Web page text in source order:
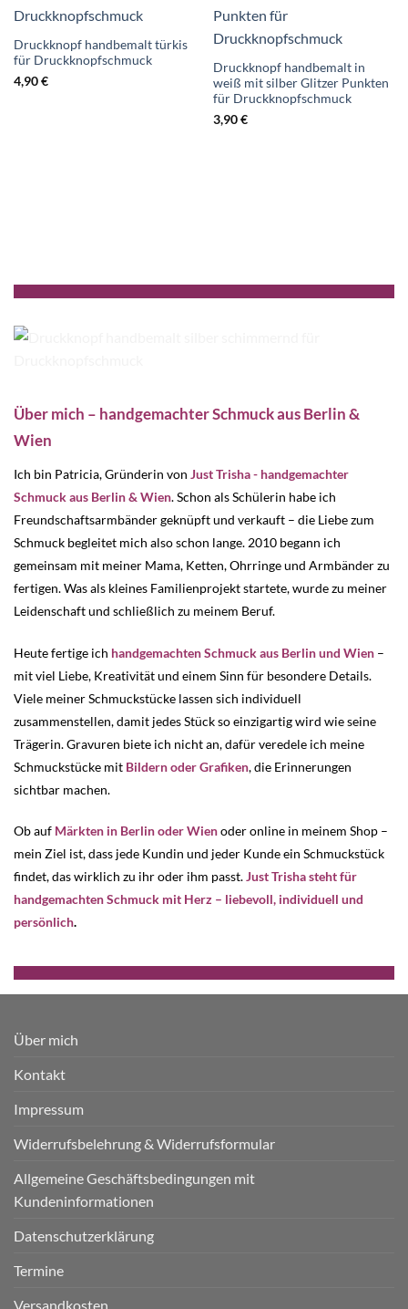
Wunschliste
Druckknopf handbemalt türkis
für Druckknopfschmuck
4,90€
Druckknopf handbemalt in
weiß mit silber Glitzer Punkten
für Druckknopfschmuck
3,90€
Über mich – handgemachter Schmuck aus Berlin &
Wien
Ich bin Patricia, Gründerin von Just Trisha - handgemachter
Schmuck aus Berlin & Wien. Schon als Schülerin habe ich
Freundschaftsarmbänder geknüpft und verkauft – die Liebe zum
Schmuck begleitet mich also schon lange. 2010 begann ich
gemeinsam mit meiner Mama, Ketten, Ohrringe und Armbänder zu
fertigen. Was als kleines Familienprojekt startete, wurde zu meiner
Leidenschaft und schließlich zu meinem Beruf.
Heute fertige ich handgemachten Schmuck aus Berlin und Wien –
mit viel Liebe, Kreativität und einem Sinn für besondere Details.
Viele meiner Schmuckstücke lassen sich individuell
zusammenstellen, damit jedes Stück so einzigartig wird wie seine
Trägerin. Gravuren biete ich nicht an, dafür veredele ich meine
Schmuckstücke mit Bildern oder Grafiken, die Erinnerungen
sichtbar machen.
Ob auf Märkten in Berlin oder Wienoder online in meinem Shop –
mein Ziel ist, dass jede Kundin und jeder Kunde ein Schmuckstück
findet, das wirklich zu ihr oder ihm passt.Just Trisha steht für
handgemachten Schmuck mit Herz – liebevoll, individuell und
persönlich.
Über mich
Kontakt
Impressum
Widerrufsbelehrung & Widerrufsformular
Allgemeine Geschäftsbedingungen mit
Kundeninformationen
Datenschutzerklärung
Termine
Versandkosten